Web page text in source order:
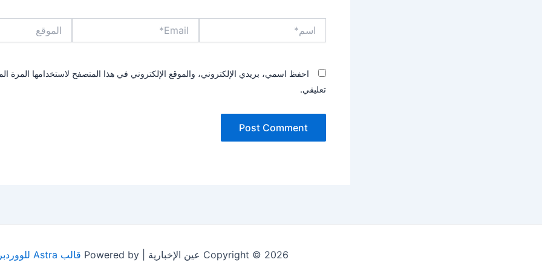
احفظ اسمي، بريدي الإلكتروني، والموقع الإلكتروني في هذا المتصفح لاستخدامها المرة
تعليقي.
Copyright © 2026 عين الإخبارية | Powered by قالب Astra للووردبريس